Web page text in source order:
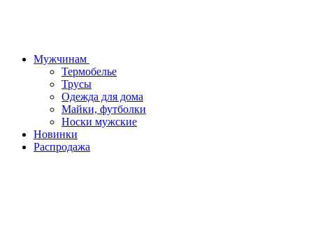
Мужчинам
Термобелье
Трусы
Одежда для дома
Майки, футболки
Носки мужские
Новинки
Распродажа